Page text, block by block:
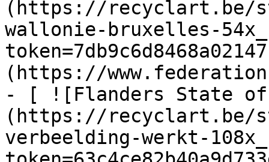
(https://recyclart.be/
wallonie-bruxelles-
(https://
- [ ![Flanders State
(https://recyclart.be/
verbeelding-werkt-